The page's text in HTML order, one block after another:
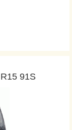
91S